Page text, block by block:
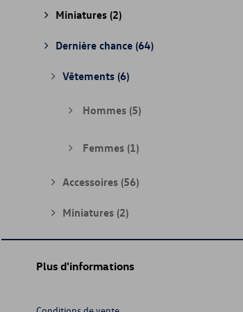
Miniatures (2)
Dernière chance (64)
Vêtements (6)
Hommes (5)
Femmes (1)
Accessoires (56)
Miniatures (2)
Plus d'informations